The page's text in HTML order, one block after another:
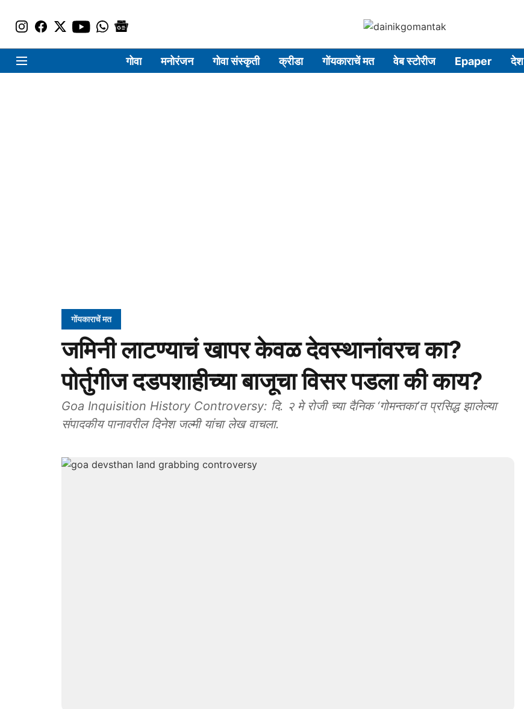
गोवा मनोरंजन गोवा संस्कृती क्रीडा गोंयकाराचें मत वेब स्टोरीज Epaper देश
गोंयकाराचें मत
जमिनी लाटण्याचं खापर केवळ देवस्थानांवरच का?
पोर्तुगीज दडपशाहीच्या बाजूचा विसर पडला की काय?
Goa Inquisition History Controversy: दि. २ मे रोजी च्या दैनिक ‘गोमन्तका’त प्रसिद्ध झालेल्या
संपादकीय पानावरील दिनेश जल्मी यांचा लेख वाचला.